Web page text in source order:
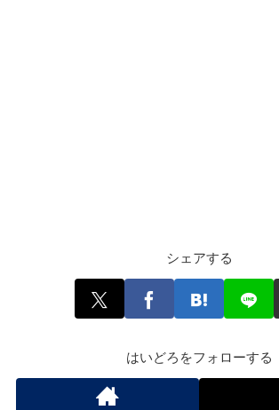
シェアする
はいどろをフォローする